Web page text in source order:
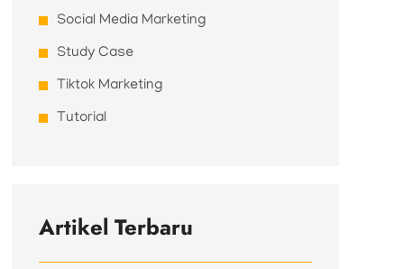
Social Media Marketing
Study Case
Tiktok Marketing
Tutorial
Artikel Terbaru